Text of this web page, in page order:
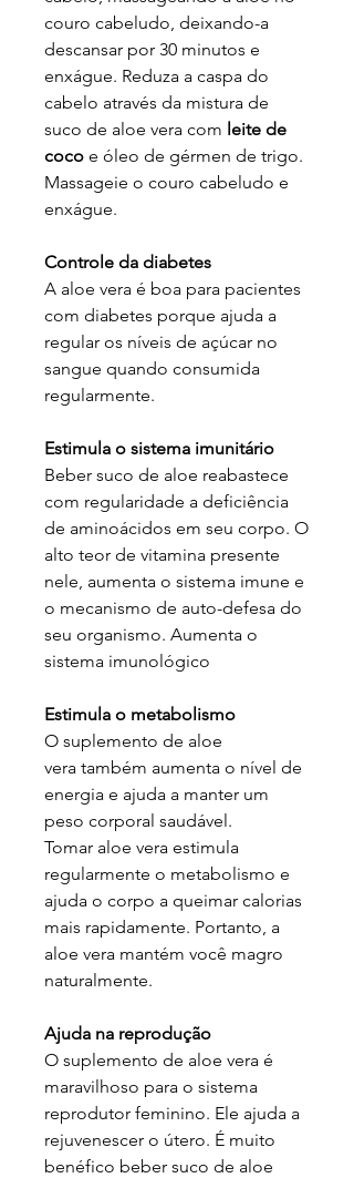
couro cabeludo, deixando-a
descansar por 30 minutos e
enxágue. Reduza a caspa do
cabelo através da mistura de
suco de aloe vera com leite de
coco e óleo de gérmen de trigo.
Massageie o couro cabeludo e
enxágue.
Controle da diabetes
A aloe vera é boa para pacientes
com diabetes porque ajuda a
regular os níveis de açúcar no
sangue quando consumida
regularmente.
Estimula o sistema imunitário
Beber suco de aloe reabastece
com regularidade a deficiência
de aminoácidos em seu corpo. O
alto teor de vitamina presente
nele, aumenta o sistema imune e
o mecanismo de auto-defesa do
seu organismo. Aumenta o
sistema imunológico
Estimula o metabolismo
O suplemento de aloe
vera também aumenta o nível de
energia e ajuda a manter um
peso corporal saudável.
Tomar aloe vera estimula
regularmente o metabolismo e
ajuda o corpo a queimar calorias
mais rapidamente. Portanto, a
aloe vera mantém você magro
naturalmente.
Ajuda na reprodução
O suplemento de aloe vera é
maravilhoso para o sistema
reprodutor feminino. Ele ajuda a
rejuvenescer o útero. É muito
benéfico beber suco de aloe